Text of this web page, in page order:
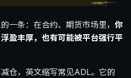
一条：在合约、期货市场里， 你
盈丰厚，也有可能被平台强行平
仓，英文缩写常见ADL。它的